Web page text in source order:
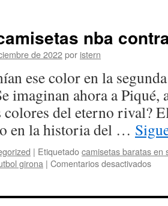
nba
de 2022por istern
ese color en la
imaginan ahora a Piqué,
del eterno rival?
en la historia del …
| Etiquetadocamisetas baratas en
girona | Comentarios desactivadosen
nba